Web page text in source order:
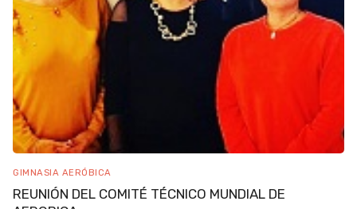
GIMNASIA AERÓBICA
REUNIÓN DEL COMITÉ TÉCNICO MUNDIAL DE